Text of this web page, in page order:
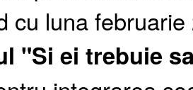
cu luna
"Si ei trebuie